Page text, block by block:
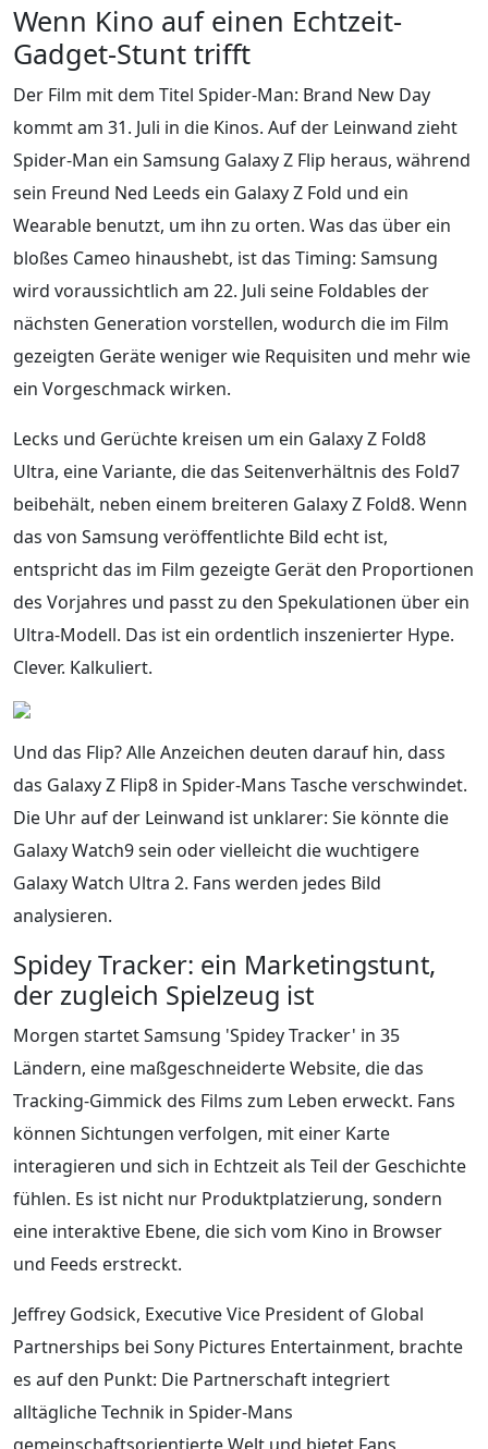
Wenn Kino auf einen Echtzeit-
Gadget-Stunt trifft
Der Film mit dem Titel Spider-Man: Brand New Day
kommt am 31. Juli in die Kinos. Auf der Leinwand zieht
Spider-Man ein Samsung Galaxy Z Flip heraus, während
sein Freund Ned Leeds ein Galaxy Z Fold und ein
Wearable benutzt, um ihn zu orten. Was das über ein
bloßes Cameo hinaushebt, ist das Timing: Samsung
wird voraussichtlich am 22. Juli seine Foldables der
nächsten Generation vorstellen, wodurch die im Film
gezeigten Geräte weniger wie Requisiten und mehr wie
ein Vorgeschmack wirken.
Lecks und Gerüchte kreisen um ein Galaxy Z Fold8
Ultra, eine Variante, die das Seitenverhältnis des Fold7
beibehält, neben einem breiteren Galaxy Z Fold8. Wenn
das von Samsung veröffentlichte Bild echt ist,
entspricht das im Film gezeigte Gerät den Proportionen
des Vorjahres und passt zu den Spekulationen über ein
Ultra-Modell. Das ist ein ordentlich inszenierter Hype.
Clever. Kalkuliert.
Und das Flip? Alle Anzeichen deuten darauf hin, dass
das Galaxy Z Flip8 in Spider-Mans Tasche verschwindet.
Die Uhr auf der Leinwand ist unklarer: Sie könnte die
Galaxy Watch9 sein oder vielleicht die wuchtigere
Galaxy Watch Ultra 2. Fans werden jedes Bild
analysieren.
Spidey Tracker: ein Marketingstunt,
der zugleich Spielzeug ist
Morgen startet Samsung 'Spidey Tracker' in 35
Ländern, eine maßgeschneiderte Website, die das
Tracking-Gimmick des Films zum Leben erweckt. Fans
können Sichtungen verfolgen, mit einer Karte
interagieren und sich in Echtzeit als Teil der Geschichte
fühlen. Es ist nicht nur Produktplatzierung, sondern
eine interaktive Ebene, die sich vom Kino in Browser
und Feeds erstreckt.
Jeffrey Godsick, Executive Vice President of Global
Partnerships bei Sony Pictures Entertainment, brachte
es auf den Punkt: Die Partnerschaft integriert
alltägliche Technik in Spider-Mans
gemeinschaftsorientierte Welt und bietet Fans